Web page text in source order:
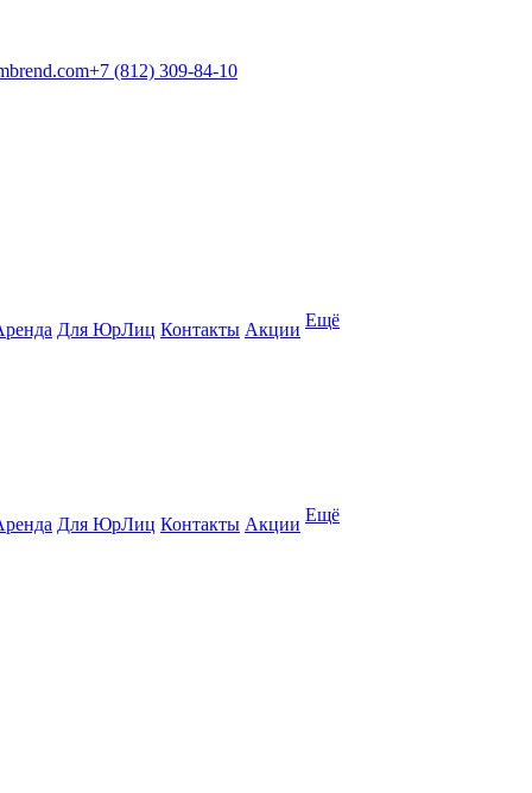
+7 (812) 309-84-10
Для ЮрЛиц Контакты Акции Ещё
Для ЮрЛиц Контакты Акции Ещё